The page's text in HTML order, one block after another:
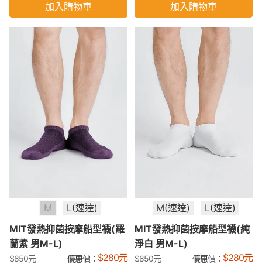
加入購物車 加入購物車
M
L(速達)
MIT發熱抑菌按摩船型襪(羅
蘭紫 男M-L)
$850元 優惠價： $280元
M(速達)
L(速達)
MIT發熱抑菌按摩船型襪(純
淨白 男M-L)
$850元 優惠價： $280元